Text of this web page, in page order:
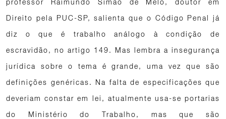
professor Raimundo Simão de Melo, doutor em
Direito pela PUC-SP, salienta que o Código Penal já
diz o que é trabalho análogo à condição de
escravidão, no artigo 149. Mas lembra a insegurança
jurídica sobre o tema é grande, uma vez que são
definições genéricas. Na falta de especificações que
deveriam constar em lei, atualmente usa-se portarias
do Ministério do Trabalho, mas que são